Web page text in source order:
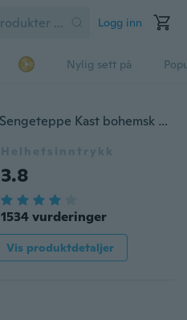
Logg inn
Nylig sett på
Håndlaget bomull Mandala Sengeteppe Kast bohemsk bakgrunn Medaljong Yoga Meditasjon Piknik Hage Strand Kast Boho sigøyner sovesal Dekor Stue Hippie Hippy Vegghengende veggteppe
Helhetsinntrykk
3.8
1534 vurderinger
Vis produktdetaljer